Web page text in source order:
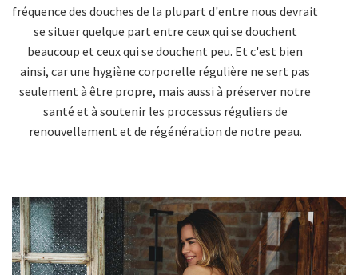
fréquence des douches de la plupart d'entre nous devrait
se situer quelque part entre ceux qui se douchent
beaucoup et ceux qui se douchent peu. Et c'est bien
ainsi, car une hygiène corporelle régulière ne sert pas
seulement à être propre, mais aussi à préserver notre
santé et à soutenir les processus réguliers de
renouvellement et de régénération de notre peau.